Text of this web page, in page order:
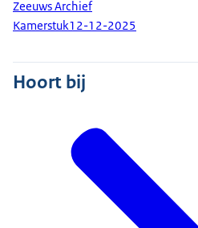
Zeeuws Archief
Kamerstuk12-12-2025
Hoort bij